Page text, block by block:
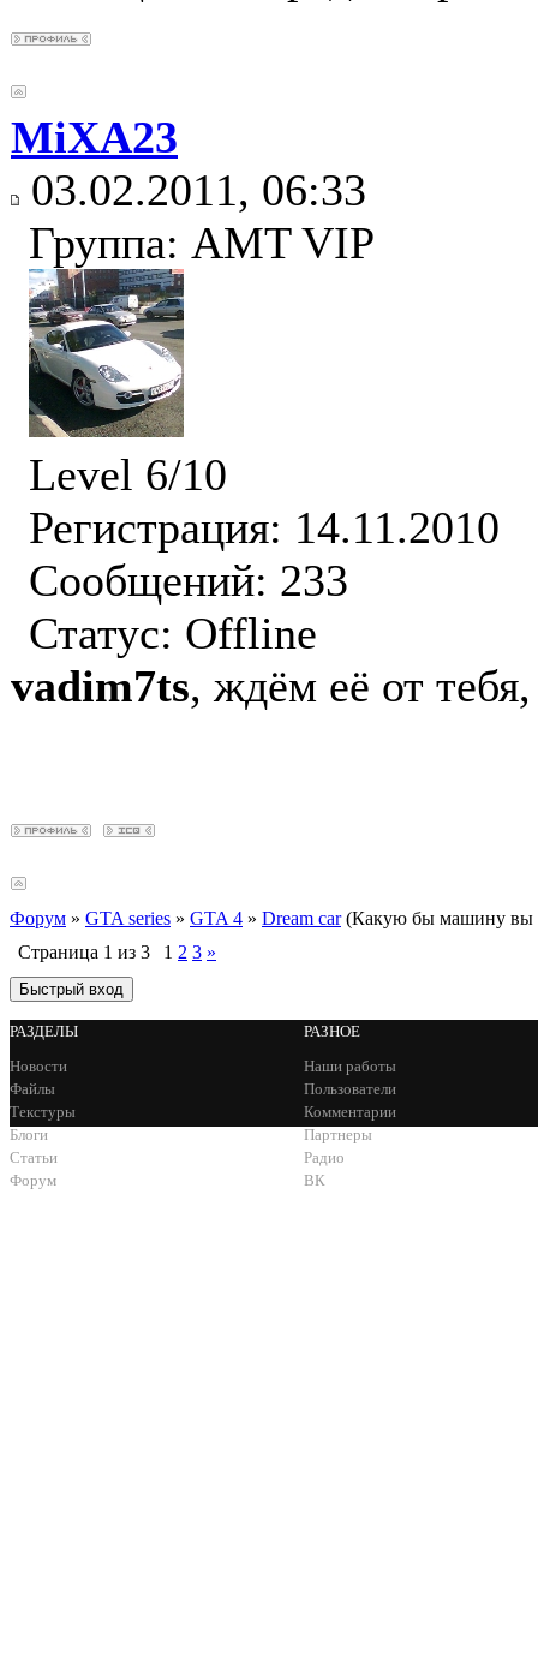
MiXA23
03.02.2011, 06:33
Группа: AMT VIP
Level 6/10
Регистрация: 14.11.2010
Сообщений: 233
Статус: Offline
vadim7ts, ждём её от
Форум » GTA series » GTA 4 » Dream car (Какую бы машину вы
Страница 1 из 3 1 2 3 »
РАЗДЕЛЫ
Новости
Файлы
Текстуры
Блоги
Статьи
Форум
РАЗНОЕ
Наши работы
Пользователи
Комментарии
Партнеры
Радио
ВК